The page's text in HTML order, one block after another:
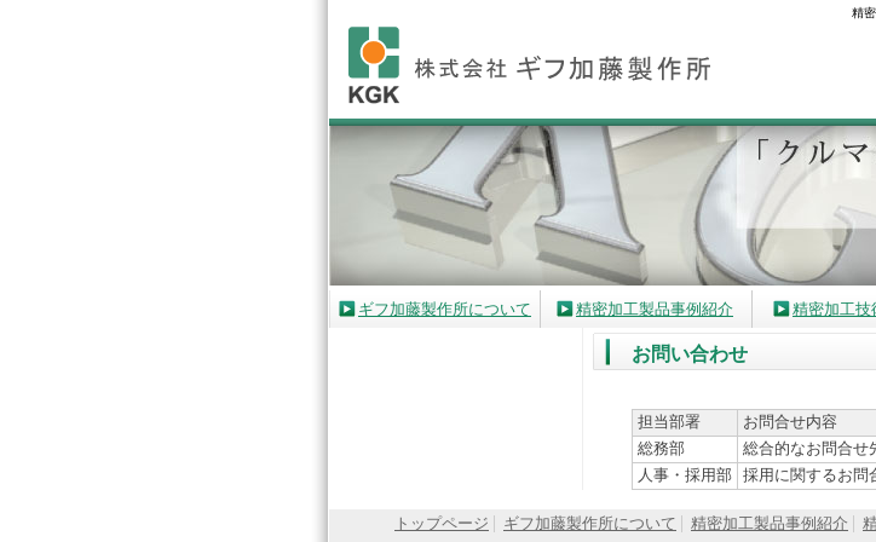
精
ギフ加藤製作所について 精密加工製品事例紹介 精密加工技
お問い合わせ
担当部署 お問合せ内容
総務部
総合的なお問合せ
人事・採用部
採用に関するお問
トップページ ギフ加藤製作所について 精密加工製品事例紹介